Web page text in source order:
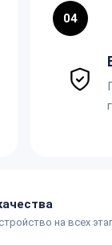
04
на всех